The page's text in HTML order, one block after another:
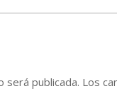
será publicada. Los